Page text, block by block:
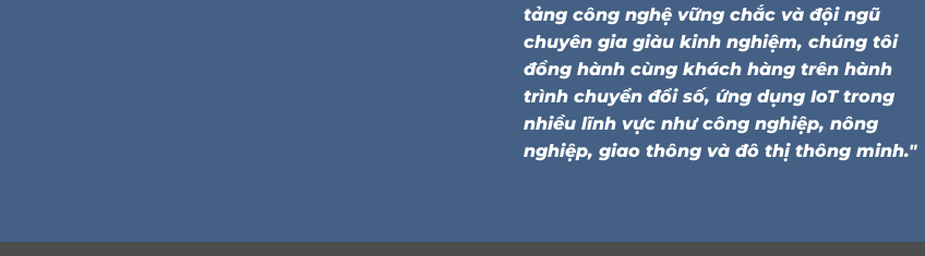
tảng công nghệ vững chắc và đội ngũ
chuyên gia giàu kinh nghiệm, chúng tôi
đồng hành cùng khách hàng trên hành
trình chuyển đổi số, ứng dụng IoT trong
nhiều lĩnh vực như công nghiệp, nông
nghiệp, giao thông và đô thị thông minh."